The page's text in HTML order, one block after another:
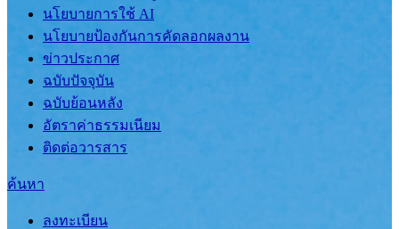
นโยบายการใช้ AI
นโยบายป้องกันการคัดลอกผลงาน
ข่าวประกาศ
ฉบับปัจจุบัน
ฉบับย้อนหลัง
อัตราค่าธรรมเนียม
ติดต่อวารสาร
ค้นหา
ลงทะเบียน